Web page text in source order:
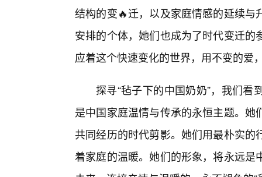
结构的变🔥迁，以及家庭情感的延续
安排的个体，她们也成为了时代变迁
应着这个快速变化的世界，用不变的爱
探寻“毡子下的中国奶奶”，我们
是中国家庭温情与传承的永恒主题。
共同经历的时代剪影。她们用最朴实
着家庭的温暖。她们的形象，将永远